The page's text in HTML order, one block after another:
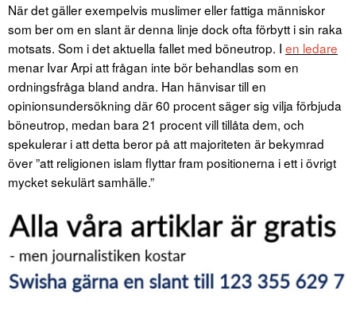
När det gäller exempelvis muslimer eller fattiga människor
som ber om en slant är denna linje dock ofta förbytt i sin raka
motsats. Som i det aktuella fallet med böneutrop. I en ledare
menar Ivar Arpi att frågan inte bör behandlas som en
ordningsfråga bland andra. Han hänvisar till en
opinionsundersökning där 60 procent säger sig vilja förbjuda
böneutrop, medan bara 21 procent vill tillåta dem, och
spekulerar i att detta beror på att majoriteten är bekymrad
över ”att religionen islam flyttar fram positionerna i ett i övrigt
mycket sekulärt samhälle.”